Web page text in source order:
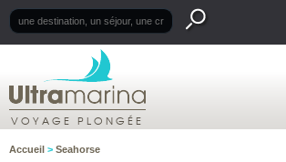
VOYAGE PLONGÉE
Accueil > Seahorse